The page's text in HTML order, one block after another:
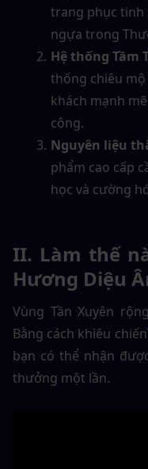
trang phục tinh
ngựa trong
Hệ thống Tầm
thống chiêu
khách mạnh
công.
Nguyên liệu
phẩm cao cấp
học và cường
II. Làm thế
Hương Diệu
Vùng Tần Xuyên
Bằng cách khiêu chiến
bạn có thể nhận
thưởng một lần.